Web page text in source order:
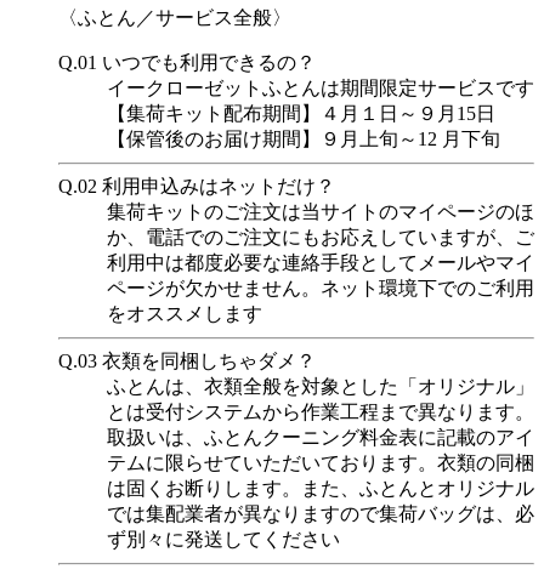
〈ふとん／サービス全般〉
Q.01 いつでも利用できるの？
イークローゼットふとんは期間限定サービスです
【集荷キット配布期間】４月１日～９月15日
【保管後のお届け期間】９月上旬～12 月下旬
Q.02 利用申込みはネットだけ？
集荷キットのご注文は当サイトのマイページのほ
か、電話でのご注文にもお応えしていますが、ご
利用中は都度必要な連絡手段としてメールやマイ
ページが欠かせません。ネット環境下でのご利用
をオススメします
Q.03 衣類を同梱しちゃダメ？
ふとんは、衣類全般を対象とした「オリジナル」
とは受付システムから作業工程まで異なります。
取扱いは、ふとんクーニング料金表に記載のアイ
テムに限らせていただいております。衣類の同梱
は固くお断りします。また、ふとんとオリジナル
では集配業者が異なりますので集荷バッグは、必
ず別々に発送してください